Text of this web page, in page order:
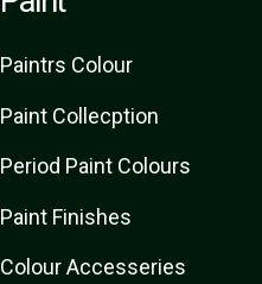
Paintrs Colour
Paint Collecption
Period Paint Colours
Paint Finishes
Colour Accesseries